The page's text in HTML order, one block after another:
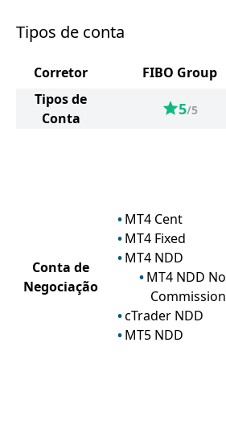
Tipos de conta
Corretor FIBO Group
Tipos de
Conta
5/5
Conta de
Negociação
MT4 Cent
MT4 Fixed
MT4 NDD
MT4 NDD No
Commission
cTrader NDD
MT5 NDD